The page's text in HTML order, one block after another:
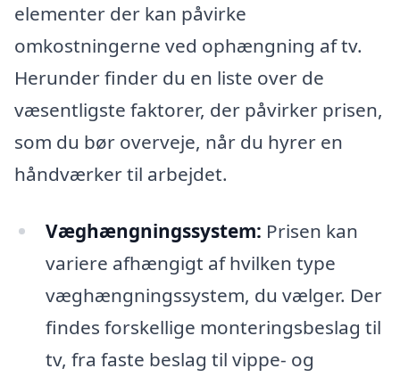
elementer der kan påvirke
omkostningerne ved ophængning af tv.
Herunder finder du en liste over de
væsentligste faktorer, der påvirker prisen,
som du bør overveje, når du hyrer en
håndværker til arbejdet.
Væghængningssystem: Prisen kan
variere afhængigt af hvilken type
væghængningssystem, du vælger. Der
findes forskellige monteringsbeslag til
tv, fra faste beslag til vippe- og